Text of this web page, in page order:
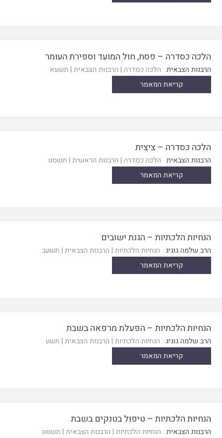
הלכה כסדרה – פסח, חול המועד וספירת העומר
הרבנות הצבאית הלכה כסדרה | הרבנות הצבאית | תשעא
קריאת המאמר
הלכה כסדרה – ציצית
הרבנות הצבאית הלכה כסדרה | הרבנות הראשית | תשסט
קריאת המאמר
הנחיות הלכתיות – הגנת ישובים
הרב שלמה גוגיג הנחיות הלכתיות | הרבנות הצבאית | תשעב
קריאת המאמר
הנחיות הלכתיות – הפעלת מרפאה בשבת
הרב שלמה גוגיג הנחיות הלכתיות | הרבנות הצבאית | תשע
קריאת המאמר
הנחיות הלכתיות – טיפול בטנקים בשבת
הרבנות הצבאית הנחיות הלכתיות | הרבנות הצבאית | תשסט